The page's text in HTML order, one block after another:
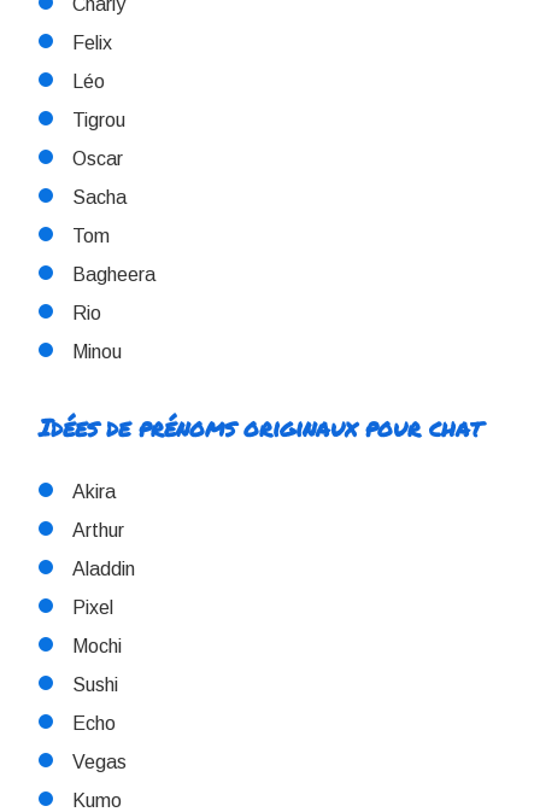
Felix
Léo
Tigrou
Oscar
Sacha
Tom
Bagheera
Rio
Minou
Idées de prénoms originaux pour chat
Akira
Arthur
Aladdin
Pixel
Mochi
Sushi
Echo
Vegas
Kumo